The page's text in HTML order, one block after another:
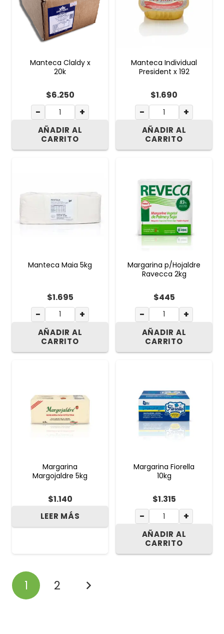
Manteca Claldy x
20k
$6.250
− +
AÑADIR AL
CARRITO
Manteca Individual
President x 192
$1.690
− +
AÑADIR AL
CARRITO
Manteca Maia 5kg
$1.695
− +
AÑADIR AL
CARRITO
Margarina p/Hojaldre
Ravecca 2kg
$445
− +
AÑADIR AL
CARRITO
Margarina
Margojaldre 5kg
$1.140
LEER MÁS
Margarina Fiorella
10kg
$1.315
− +
AÑADIR AL
CARRITO
1 2